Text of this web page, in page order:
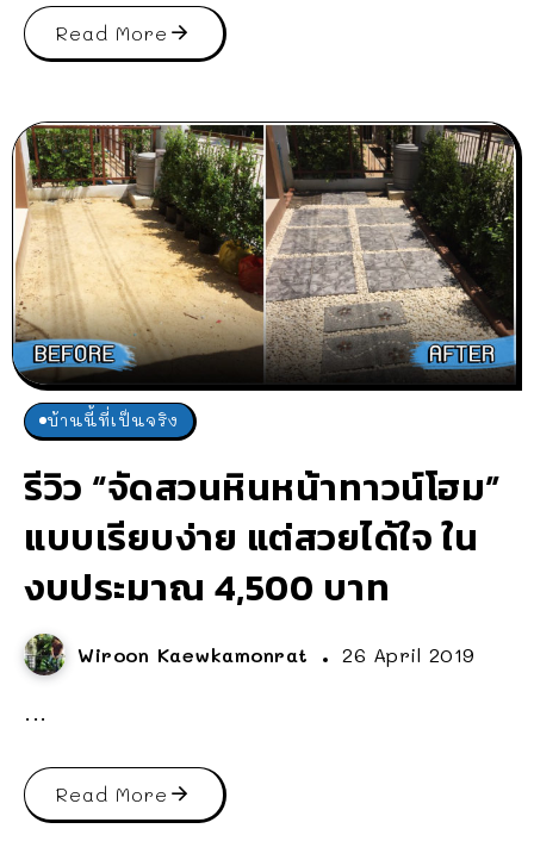
Read More
บ้านนี้ที่เป็นจริง
รีวิว “จัดสวนหินหน้าทาวน์โฮม”
แบบเรียบง่าย แต่สวยได้ใจ ใน
งบประมาณ 4,500 บาท
Wiroon Kaewkamonrat 26 April 2019
...
Read More